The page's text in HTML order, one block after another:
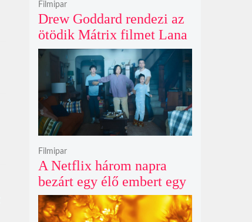
Drew Goddard rendezi az
ötödik Mátrix filmet Lana
Wachowski produceri
felügyelete mellett, és
egyre nagyobb a remény
Keanu Reeves
visszatérésére
Filmipar
A Netflix három napra
bezárt egy élő embert egy
óriásplakátba az új
horrorfilmje kedvéért
Filmipar